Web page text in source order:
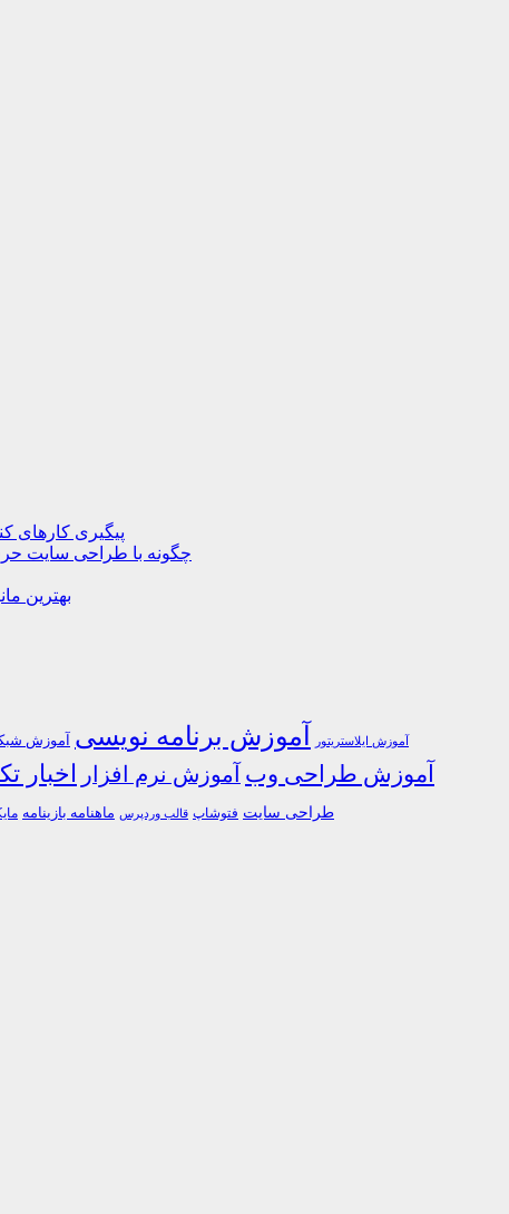
پیگیری کارهای
چگونه با طراحی سایت
بهترین
آموزش ایلاستریتور آموزش برنامه نویسی آموزش
آموزش طراحی وب آموزش نرم افزار اخبار
طراحی سایت فتوشاپ قالب وردپرس ماهنامه بازینامه